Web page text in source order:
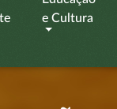
e Cultura